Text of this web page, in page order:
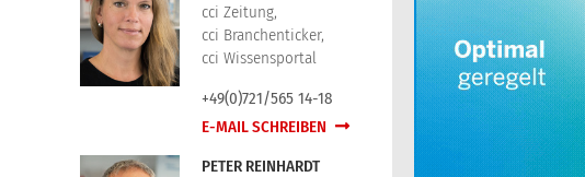
cci Zeitung,
cci Branchenticker,
cci Wissensportal
+49(0)721/565 14-18
E-MAIL SCHREIBEN
PETER REINHARDT